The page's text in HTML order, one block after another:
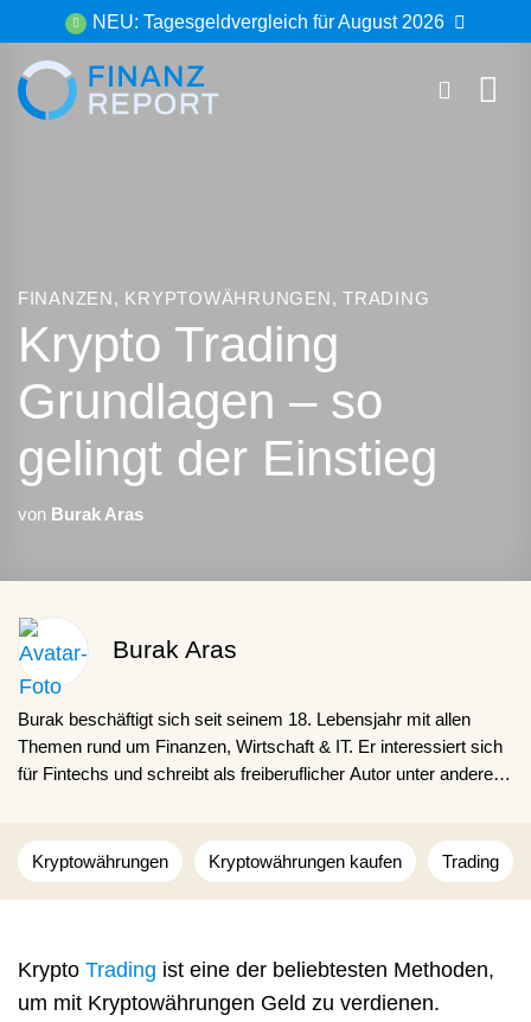
Inhalt
springen
NEU: Tagesgeldvergleich für August 2026
FINANZEN, KRYPTOWÄHRUNGEN,TRADING
Krypto Trading
Grundlagen – so
gelingt der Einstieg
von Burak Aras
Burak Aras
Burak beschäftigt sich seit seinem 18. Lebensjahr mit allen
Themen rund um Finanzen, Wirtschaft & IT. Er interessiert sich
für Fintechs und schreibt als freiberuflicher Autor unter anderem
Kryptowährungen
Kryptowährungen kaufen Trading
Krypto Trading ist eine der beliebtesten Methoden,
um mit Kryptowährungen Geld zu verdienen.